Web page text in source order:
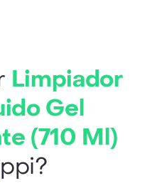
Limpiador
Gel
(710 Ml)